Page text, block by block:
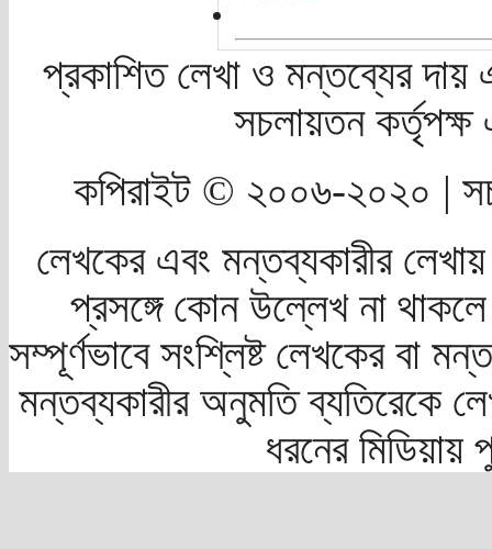
প্রকাশিত লেখা ও মন্তব্যের দায়
সচলায়তন
কপিরাইট © ২০০৬-২০২০ |
লেখকের এবং মন্তব্যকারীর
প্রসঙ্গে কোন উল্লেখ না
সম্পূর্ণভাবে সংশ্লিষ্ট লেখকের বা
মন্তব্যকারীর অনুমতি ব্যতিরেকে
ধরনের মিডিয়ায়